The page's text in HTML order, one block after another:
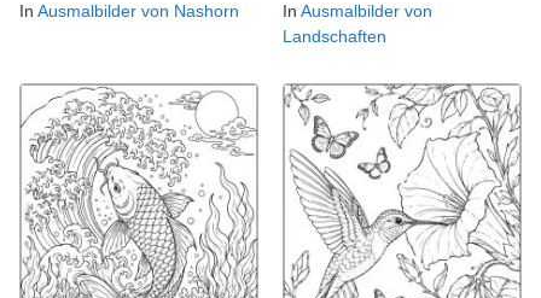
In Ausmalbilder von Nashorn
In Ausmalbilder von
Landschaften